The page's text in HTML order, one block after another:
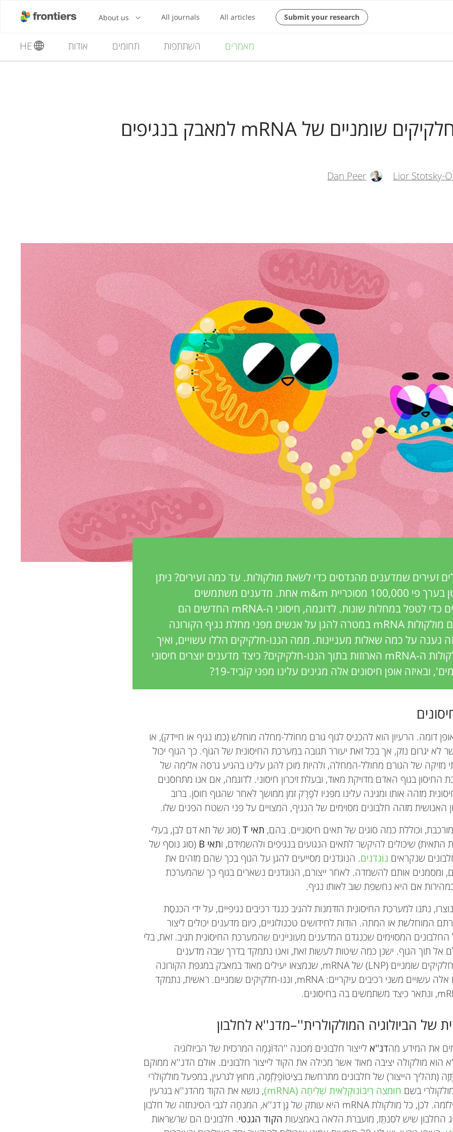
M
a
n
t
i
o
n
מאמרים השתתפות תחומים אודות HE
Inbal Hazan-Halevy
Edo Kon
דר׳ עידו קון השלים את לימודי הדוקטורט שלו באוניברסיטת תל אביב,
Lior Stotsky-
Lior Stotsky-Oterin
אני תלמידת דוקטורט במעבדה של דן פאר לננו-רפואה מדויקת
Dan Peer
Dan Peer
פרופ' דן פאר הוא ראש המעבדה לננו-רפואה מדויקת באוניברסיטת תלHilel
זעירים שמדענים מהנדסים כדי לשׂאת מולקולות. עד כמה זעירים? ניתן
לומר שנָנו-חלקיק קטן בערך פי 100,000 מסוכריית m&m אחת. מדענים משתמשים
בננו-חלקיקים מיוחדים כדי לטפל במחלות שונות. לדוגמה, חיסוני ה-mRNA החדשים הם
ננו-חלקיקים הנושאים מולקולות mRNA במטרה להגן על אנשים מפני מחלת נגיף הקורונה
זה נענה על כמה שאלות מעניינות. ממה הננו-חלקיקים הללו עשויים, ואיך
הם פועלים? מָהֵן מולקולות ה-mRNA הארוזות בתוך הננו-חלקיקים? כיצד מדענים יוצרים חיסוני
דומה. הרעיון הוא להכניס לגוף גורם מחוֹלל-מחלה מוחלש (כמו נגיף או חיידק), או
לא יגרום נזק, אך בכל זאת יעורר תגובה במערכת החיסונית של הגוף. כך הגוף יכול
של הגורם מחולל-המחלה, ולהיות מוכן להגן עלינו בהגיע גרסה אלימה של
החיסון בגוף האדם מדויקת מאוד, ובעלת זיכרון חיסוני. לדוגמה, אם אנו מתחסנים
מזהה אותו ומגינה עלינו מפניו לפֶרֶק זמן ממושך לאחר שהגוף חוסן. ברוב
האנושית מזהה חלבונים מסוימים של הנגיף, המצויים על פני השטח הפנים שלו.
וכוללת כמה סוגים של תאים חיסוניים. בהם, תאי T
(סוג של תא דם לבן, בעלי
התאית) שיכולים להיקשר לתאים הנגועים בנגיפים ולהשמידם, ותאי B
(סוג נוסף של
שנקראים נוֹגדנים. הנוגדנים מסייעים להגן על הגוף בכך שהם מזהים את
ומסמנים אותם להשמדה. לאחר ייצורם, הנוגדנים נשארים בגוף כך שהמערכת
אם היא נחשפת שוב לאותו נגיף.
נתנו למערכת החיסונית הזדמנות להגיב כנגד רכיבים נגיפיים, על ידי הכנסַת
המוחלשת או המתה. הודות לחידושים טכנולוגיים, כיום מדענים יכולים ליצור
המסוימים שכנגדם המדענים מעוניינים שהמערכת החיסונית תגיב. זאת, בלי
אל תוך הגוף. ישנן כמה שיטות לעשות זאת, ואנו נתמקד בדרך שבה מדענים
משתמשים בחיסוני נָנוֹ-חלקיקים שומניים (LNP) של mRNA, שנמצאו יעילים מאוד במאבק במגפת הקורונה
]. חיסונים אלה עשויים משני רכיבים עיקריים: mRNA, וננו-חלקיקים שומניים. ראשית, נתמקד
של הביולוגיה המולקולרית''–מדנ''א לחלבון
את המידע מהדנ''אלייצור חלבונים מכונה ''הדּוֹגְמָה המרכזית של הביולוגיה
הוא מולקולה יציבה מאוד אשר מכילה את הקוד לייצור חלבונים. אולם הדנ''א ממוקם
(תהליך הייצור) של חלבונים מתרחשת בצִיטוֹפְּלַזְמָה, מחוץ לגרעין, במפעל מולקולרי
בשם חומצה רִיבּוֹנוּקְלֵאִית שְׁלִיחָה (mRNA)
, נושא את הקוד מהדנ''א בגרעין
אל הריבוזומים שבציטופלזמה. לכן, כל מולקולת mRNA היא עותק של גֶּן דנ''א, המנחָה לגבי הסינתזה של חלבון
החלבון שיש לסנתֵּז, מועברת הלאה באמצעות הקוד הגנטי. חלבונים הם שרשראות